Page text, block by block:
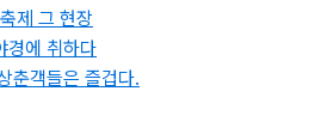
제 그 현장
경에 취하다
춘객들은 즐겁다.